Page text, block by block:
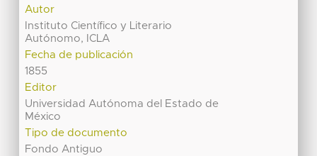
Autor
Instituto Científico y Literario
Autónomo, ICLA
Fecha de publicación
1855
Editor
Universidad Autónoma del Estado de
México
Tipo de documento
Fondo Antiguo